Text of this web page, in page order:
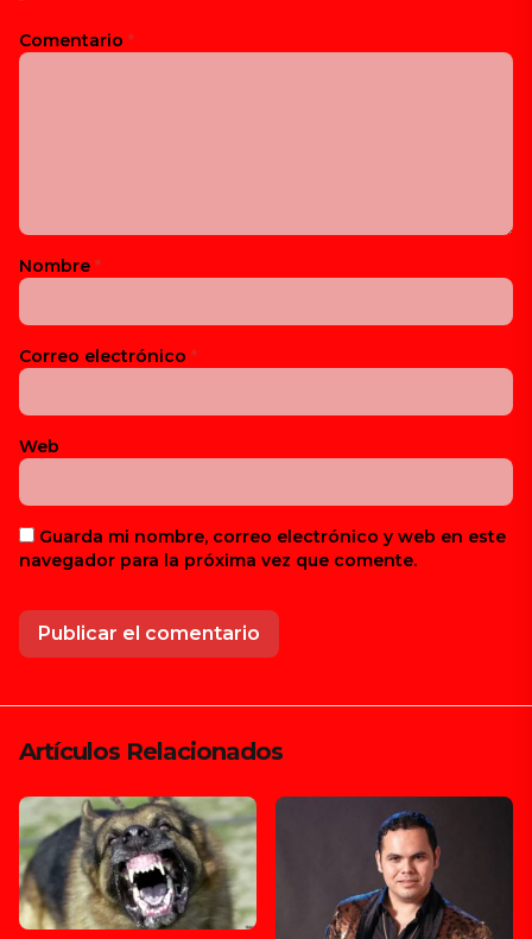
Comentario *
Nombre *
Correo electrónico *
Web
Guarda mi nombre, correo electrónico y web en este
navegador para la próxima vez que comente.
Artículos Relacionados